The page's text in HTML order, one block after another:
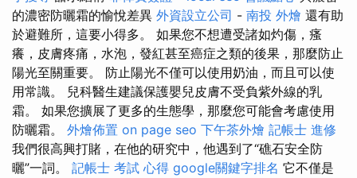
的濃密防曬霜的愉悅差異 外資設立公司 - 南投 外燴 還有助
於避難所，這要小得多。 如果您不想遭受諸如灼傷，瘙
癢，皮膚疼痛，水泡，發紅甚至癌症之類的後果，那麼防止
陽光至關重要。 防止陽光不僅可以使用奶油，而且可以使
用常識。 兒科醫生建議保護嬰兒皮膚不受負紫外線的乳
霜。 如果您擴展了更多的生態學，那麼您可能會考慮使用
防曬霜。 外燴佈置 on page seo 下午茶外燴 記帳士 進修
我們很高興打賭，在他的研究中，他遇到了“礁石安全防
曬”一詞。 記帳士 考試 心得 google關鍵字排名 它不僅是